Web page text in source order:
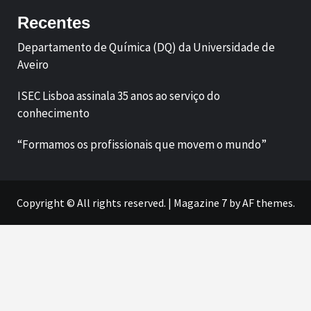
Recentes
Departamento de Química (DQ) da Universidade de
Aveiro
ISEC Lisboa assinala 35 anos ao serviço do
conhecimento
“Formamos os profissionais que movem o mundo”
Copyright © All rights reserved. | Magazine 7by AF themes.